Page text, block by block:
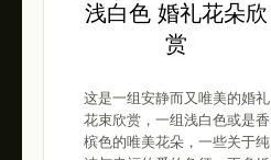
浅白色 婚礼花朵欣
赏
这是一组安静而又唯美的婚礼
花束欣赏，一组浅白色或是香
槟色的唯美花朵，一些关于纯